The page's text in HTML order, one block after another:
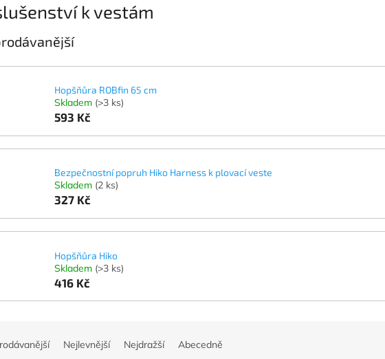
k vestám
Hopšňůra ROBfin 65 cm
Skladem (>3 ks)
593 Kč
Bezpečnostní popruh Hiko Harness k plovací veste
Skladem (2 ks)
327 Kč
Hopšňůra Hiko
Skladem (>3 ks)
416 Kč
Nejlevnější Nejdražší Abecedně